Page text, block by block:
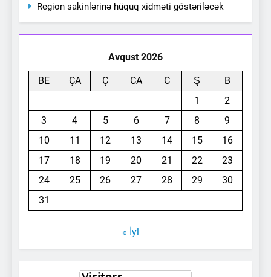
Region sakinlərinə hüquq xidməti göstəriləcək
Avqust 2026
BE ÇA Ç CA C Ş
B
1
2
3
4 5 6 7 8
9
10
11 12 13 14 15
16
17
18 19 20 21 22
23
24
25 26 27 28 29
30
31
« İyl